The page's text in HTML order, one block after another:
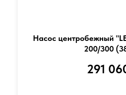
Насос центробежный
200/300
291